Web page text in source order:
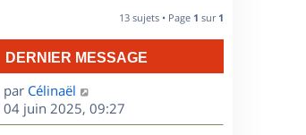
13 sujets • Page 1 sur 1
DERNIER MESSAGE
D
e
r
par Célinaël
04 juin 2025, 09:27